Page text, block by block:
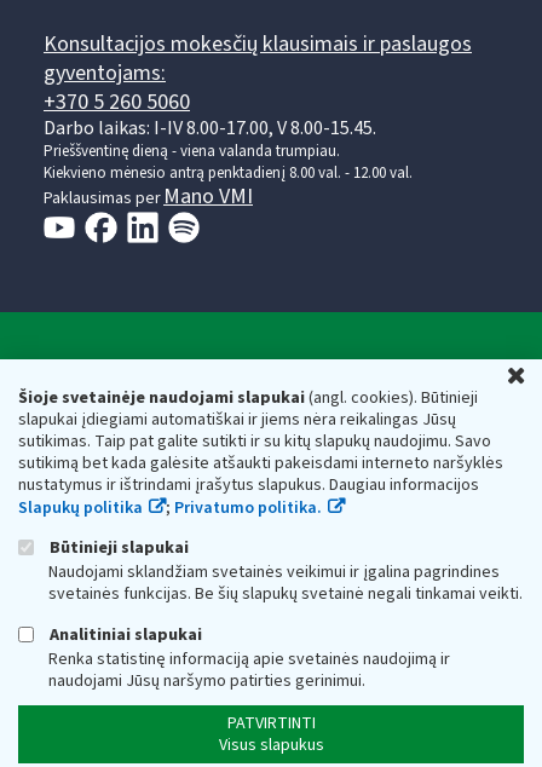
Šioje svetainėje naudojami slapukai(angl. cookies). Būtinieji
slapukai įdiegiami automatiškai ir jiems nėra reikalingas Jūsų
sutikimas. Taip pat galite sutikti ir su kitų slapukų naudojimu. Savo
sutikimą bet kada galėsite atšaukti pakeisdami interneto naršyklės
nustatymus ir ištrindami įrašytus slapukus. Daugiau informacijos
Slapukų politika
; Privatumo politika.
Būtinieji slapukai
Naudojami sklandžiam svetainės veikimui ir įgalina pagrindines
svetainės funkcijas. Be šių slapukų svetainė negali tinkamai veikti.
Analitiniai slapukai
Renka statistinę informaciją apie svetainės naudojimą ir
naudojami Jūsų naršymo patirties gerinimui.
PATVIRTINTI
Visus slapukus
Konsultacijos mokesčių klausimais ir paslaugos
gyventojams:
+370 5 260 5060
Darbo laikas: I-IV 8.00-17.00, V 8.00-15.45.
Prieššventinę dieną - viena valanda trumpiau.
Kiekvieno mėnesio antrą penktadienį 8.00 val. - 12.00 val.
Paklausimas per Mano VMI
Respublikos finansų ministerijos
Biudžetinė įstaiga. Juridinio asmens kodas — 188659752,
adresas: Vasario 16-osios g. 14, 01107 Vilnius, Lietuva, el.paštas:
vmi@vmi.lt, E. pristatymo dėžutės adresas 188659752
Duomenys apie Valstybinę mokesčių inspekciją prie Lietuvos
Respublikos finansų ministerijos kaupiami ir saugomi Juridinių